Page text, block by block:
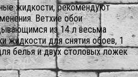
жидкости, рекомендуют
Ветхие обои
из 14 л весьма
жидкости для снятия обоев, 1
белья и двух столовых ложек